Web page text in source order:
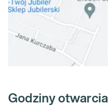
Godziny otwarcia